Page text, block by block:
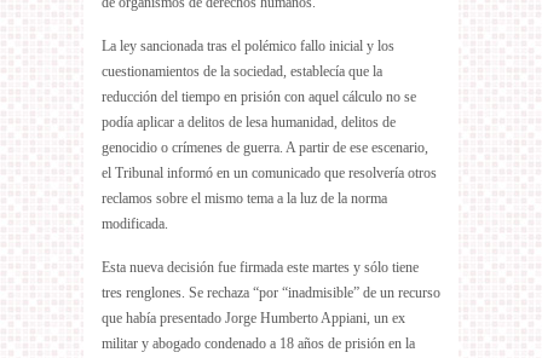
La ley sancionada tras el polémico fallo inicial y los
cuestionamientos de la sociedad, establecía que la
reducción del tiempo en prisión con aquel cálculo no se
podía aplicar a delitos de lesa humanidad, delitos de
genocidio o crímenes de guerra. A partir de ese escenario,
el Tribunal informó en un comunicado que resolvería otros
reclamos sobre el mismo tema a la luz de la norma
modificada.
Esta nueva decisión fue firmada este martes y sólo tiene
tres renglones. Se rechaza “por “inadmisible” de un recurso
que había presentado Jorge Humberto Appiani, un ex
militar y abogado condenado a 18 años de prisión en la